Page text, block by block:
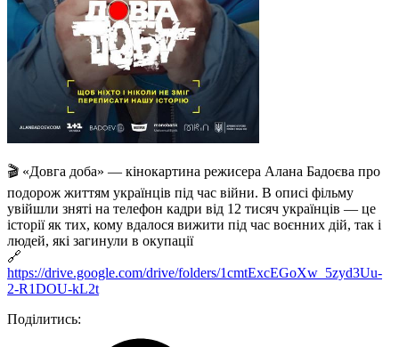
🎬 «Довга доба» — кінокартина режисера Алана Бадоєва про
подорож життям українців під час війни. В описі фільму
увійшли зняті на телефон кадри від 12 тисяч українців — це
історії як тих, кому вдалося вижити під час воєнних дій, так і
людей, які загинули в окупації
🔗
https://drive.google.com/drive/folders/1cmtExcEGoXw_5zyd3Uu-
2-R1DOU-kL2t
Поділитись: